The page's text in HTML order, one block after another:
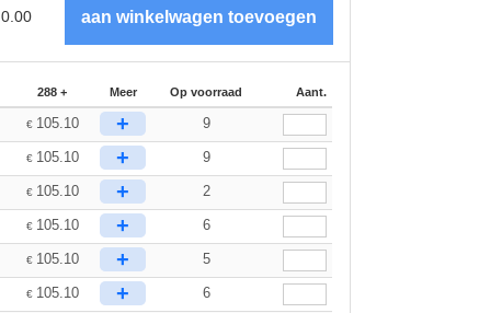
0.00
288 + Meer Op voorraad Aant.
€ 105.10 + 9
€ 105.10 + 9
€ 105.10 + 2
€ 105.10 + 6
€ 105.10 + 5
€ 105.10 + 6